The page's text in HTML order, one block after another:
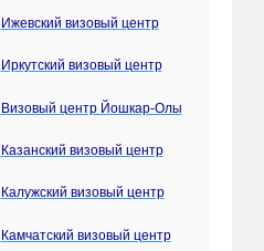
Ижевский визовый центр
Иркутский визовый центр
Визовый центр Йошкар-Олы
Казанский визовый центр
Калужский визовый центр
Камчатский визовый центр